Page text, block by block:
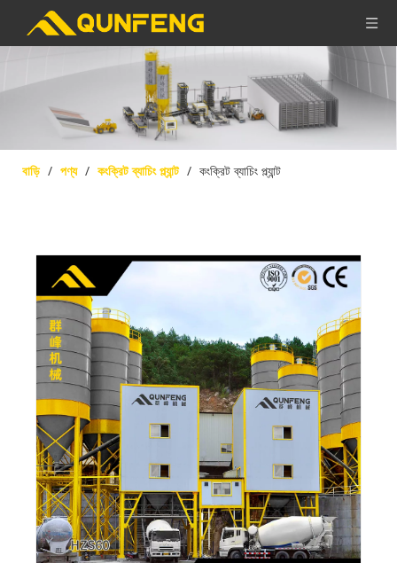
বাড়ি / পণ্য / কংক্রিট ব্যাচিং প্ল্যান্ট / কংক্রিট ব্যাচিং প্ল্যান্ট